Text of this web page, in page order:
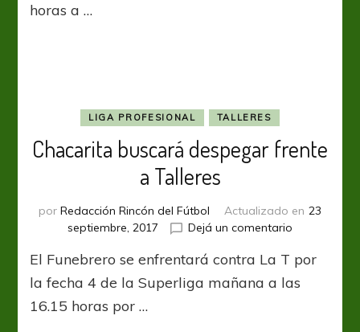
horas a …
LIGA PROFESIONAL TALLERES
Chacarita buscará despegar frente
a Talleres
por Redacción Rincón del Fútbol Actualizado en 23
septiembre, 2017
Dejá un comentario
buscará
despegar
El Funebrero se enfrentará contra La T por
la fecha 4 de la Superliga mañana a las
16.15 horas por …